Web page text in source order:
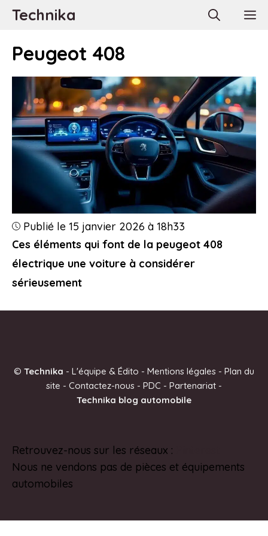
AllerTechnika
Peugeot 408
Ces éléments qui font de la peugeot 408
électrique une voiture à considérer
sérieusement
Publié le 15 janvier 2026 à 18h33
© Technika - L'équipe & Édito - Mentions légales - Plan du
site - Contactez-nous - PDC - Partenariat -
Technika blog automobile
Retrouvez-nous sur les réseaux :
Nous ne vendons pas de pièces et équipements
automobiles